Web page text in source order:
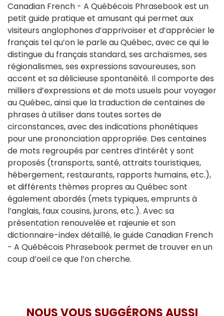
Canadian French - A Québécois Phrasebook est un
petit guide pratique et amusant qui permet aux
visiteurs anglophones d’apprivoiser et d’apprécier le
français tel qu’on le parle au Québec, avec ce qui le
distingue du français standard, ses archaïsmes, ses
régionalismes, ses expressions savoureuses, son
accent et sa délicieuse spontanéité. Il comporte des
milliers d’expressions et de mots usuels pour voyager
au Québec, ainsi que la traduction de centaines de
phrases à utiliser dans toutes sortes de
circonstances, avec des indications phonétiques
pour une prononciation appropriée. Des centaines
de mots regroupés par centres d’intérêt y sont
proposés (transports, santé, attraits touristiques,
hébergement, restaurants, rapports humains, etc.),
et différents thèmes propres au Québec sont
également abordés (mets typiques, emprunts à
l’anglais, faux cousins, jurons, etc.). Avec sa
présentation renouvelée et rajeunie et son
dictionnaire-index détaillé, le guide Canadian French
- A Québécois Phrasebook permet de trouver en un
coup d’oeil ce que l’on cherche.